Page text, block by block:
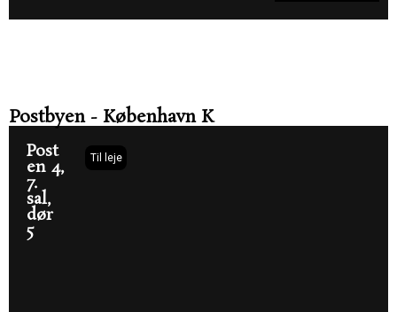
Postbyen - København K
Post
en 4,
7.
sal,
dør
5
Til leje